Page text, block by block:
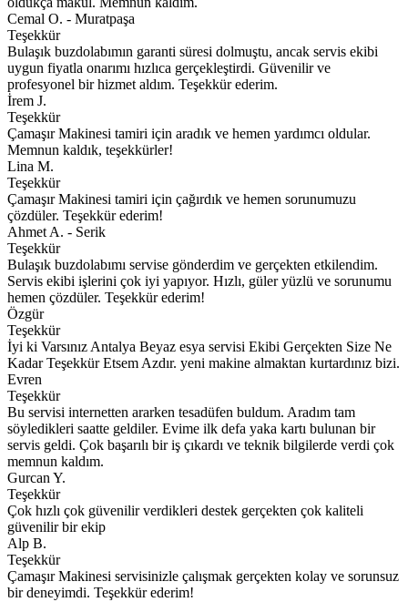
Cemal O. - Muratpaşa
Teşekkür
Bulaşık buzdolabımın garanti süresi dolmuştu, ancak servis ekibi
uygun fiyatla onarımı hızlıca gerçekleştirdi. Güvenilir ve
profesyonel bir hizmet aldım. Teşekkür ederim.
İrem J.
Teşekkür
Çamaşır Makinesi tamiri için aradık ve hemen yardımcı oldular.
Memnun kaldık, teşekkürler!
Lina M.
Teşekkür
Çamaşır Makinesi tamiri için çağırdık ve hemen sorunumuzu
çözdüler. Teşekkür ederim!
Ahmet A. - Serik
Teşekkür
Bulaşık buzdolabımı servise gönderdim ve gerçekten etkilendim.
Servis ekibi işlerini çok iyi yapıyor. Hızlı, güler yüzlü ve sorunumu
hemen çözdüler. Teşekkür ederim!
Özgür
Teşekkür
İyi ki Varsınız Antalya Beyaz esya servisi Ekibi Gerçekten Size Ne
Kadar Teşekkür Etsem Azdır. yeni makine almaktan kurtardınız bizi.
Evren
Teşekkür
Bu servisi internetten ararken tesadüfen buldum. Aradım tam
söyledikleri saatte geldiler. Evime ilk defa yaka kartı bulunan bir
servis geldi. Çok başarılı bir iş çıkardı ve teknik bilgilerde verdi çok
memnun kaldım.
Gurcan Y.
Teşekkür
Çok hızlı çok güvenilir verdikleri destek gerçekten çok kaliteli
güvenilir bir ekip
Alp B.
Teşekkür
Çamaşır Makinesi servisinizle çalışmak gerçekten kolay ve sorunsuz
bir deneyimdi. Teşekkür ederim!